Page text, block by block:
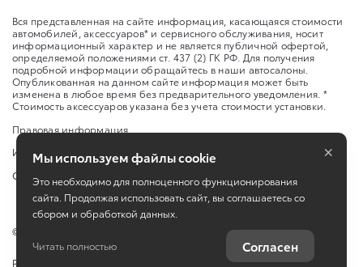
Вся представленная на сайте информация, касающаяся стоимости
автомобилей, аксессуаров* и сервисного обслуживания, носит
информационный характер и не является публичной офертой,
определяемой положениями ст. 437 (2) ГК РФ. Для получения
подробной информации обращайтесь в наши автосалоны.
Опубликованная на данном сайте информация может быть
изменена в любое время без предварительного уведомления. *
Стоимость аксессуаров указана без учета стоимости установки.
Правовая информация
Изменить настройку cookies
Сбросить cookie
© ООО «ИАТ Парнас», АО «ИАТ» ул. Школьная, д. 96 А
Работает на технологиях
Мы используем файлы cookie
Это необходимо для полноценного функционирования
сайта. Продолжая использовать сайт, вы соглашаетесь со
сбором и обработкой данных.
Читать полностью Согласен
×